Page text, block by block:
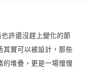
許還沒趕上變化的節
其實可以被設計，那些
的堆疊，更是一場慢慢